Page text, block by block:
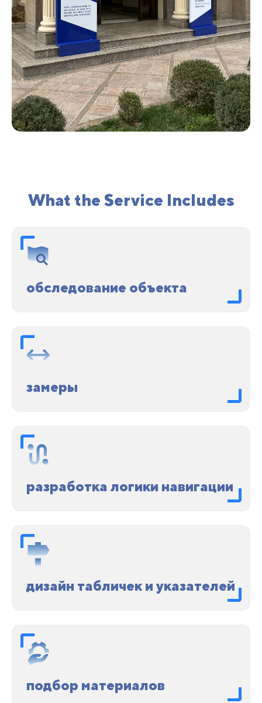
What the Service Includes
обследование объекта
замеры
разработка логики навигации
дизайн табличек и указателей
подбор материалов